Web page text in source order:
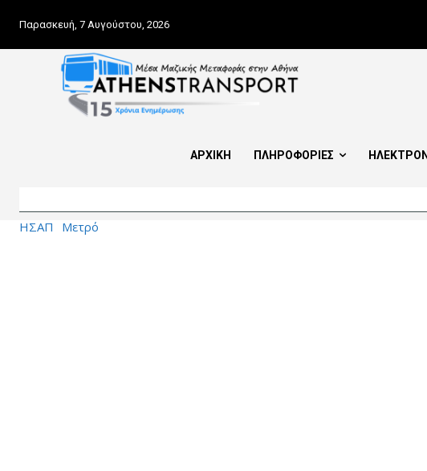
Παρασκευή, 7 Αυγούστου, 2026
ΑΡΧΙΚΗ ΠΛΗΡΟΦΟΡΙΕΣ
ΗΣΑΠ Μετρό